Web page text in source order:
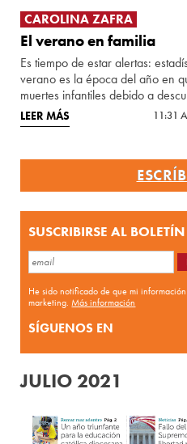
CAROLINA ZAFRA
El verano en familia
Es tiempo de estar alertas:
verano es la época del año en
muertes infantiles debido a
LEER MÁS 11:31
SUSCRIBIRSE AL BOLETÍN
He sido notificado de que mi
marketing.Más información
SÍGUENOS EN
JULIO 2021